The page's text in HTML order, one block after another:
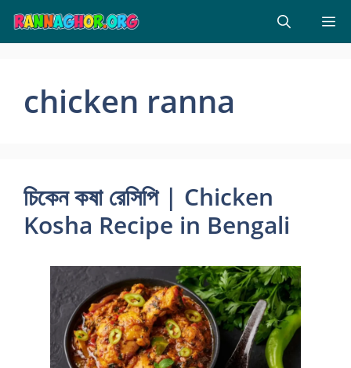
Skip
content
chicken ranna
চিকেন কষা রেসিপি | Chicken
Kosha Recipe in Bengali